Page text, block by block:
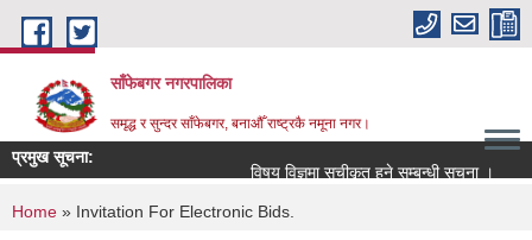
Skip to main content
साँफेबगर नगरपालिका
समृद्ध र सुन्दर साँफेबगर, बनाऔँ राष्ट्रकै नमूना नगर।
प्रमुख सूचना:
विषय विज्ञमा सुचीकृत हुने सम्बन्धी सूचना ।
You are here
Home » Invitation For Electronic Bids.